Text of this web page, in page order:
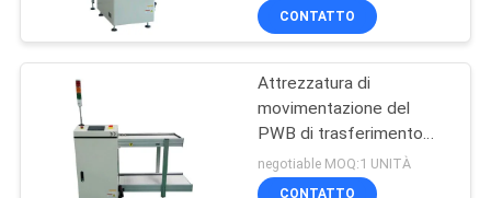
CONTATTO
Attrezzatura di
movimentazione del
PWB di trasferimento
920mm
negotiable MOQ:1 UNITÀ
CONTATTO